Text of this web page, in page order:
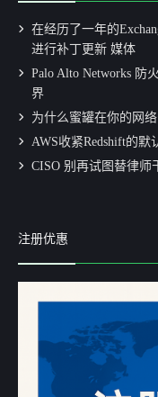
在经历了一年的
进行补丁更新 媒体
Palo Alto Networks 防
界
为什么蜜罐在你的网
AWS收紧Redshift的默
CISO 别再试图替律师
注册优惠